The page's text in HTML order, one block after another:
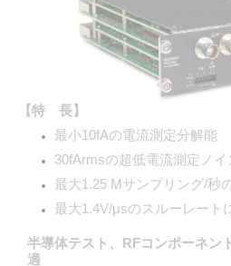
【特 長】
最小10fAの電流測定分解能
30fArmsの超低電流測定ノイ
最大1.25 Mサンプリング/秒
最大1.4V/μsのスルーレート
半導体テスト、RFコンポーネン
適